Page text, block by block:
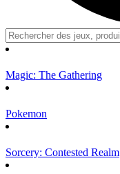
Magic: The Gathering
Pokemon
Sorcery: Contested Realm